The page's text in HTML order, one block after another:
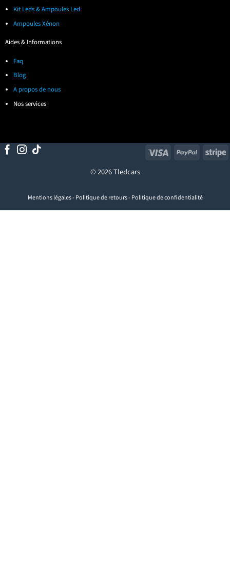
Kit Leds & Ampoules Led
Ampoules Xénon
Aides & Informations
Faq
Blog
A propos de nous
Nos services
© 2026 Tledcars
Visa PayPal
Mentions légales- Politique de retours- Politique de confidentialité